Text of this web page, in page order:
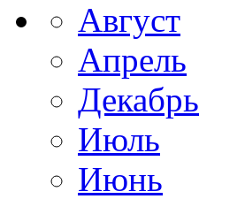
Август
Апрель
Декабрь
Июль
Июнь